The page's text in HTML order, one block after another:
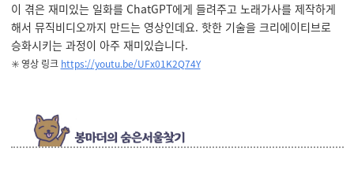
이 겪은 재미있는 일화를 ChatGPT에게 들려주고 노래가사를 제작하게
해서 뮤직비디오까지 만드는 영상인데요. 핫한 기술을 크리에이티브로
승화시키는 과정이 아주 재미있습니다.
✳️ 영상 링크 https://youtu.be/UFx01K2Q74Y